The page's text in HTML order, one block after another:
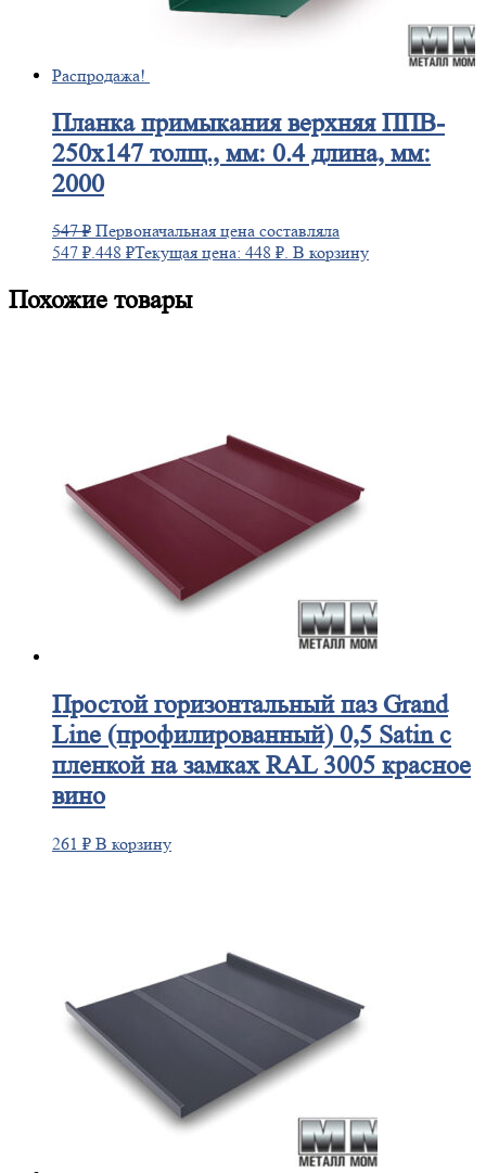
Распродажа!
Планкапримыкания верхняя ППВ-
250х147 толщ., мм: 0.4 длина, мм:
2000
547₽ Первоначальная цена составляла
547 ₽.448 ₽Текущая цена: 448 ₽. В корзину
Похожие товары
Простойгоризонтальный паз Grand
Line (профилированный) 0,5 Satin с
пленкой на замках RAL 3005 красное
вино
261 ₽ В корзину